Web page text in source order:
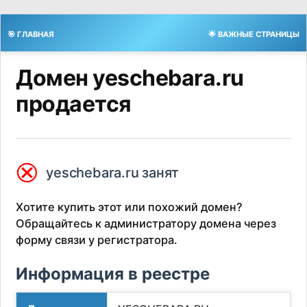
🎯 ГЛАВНАЯ 🌟 ВАЖНЫЕ СТРАНИЦЫ
Домен yeschebara.ru
продается
⮿ yeschebara.ru занят
Хотите купить этот или похожий домен?
Обращайтесь к администратору домена через
форму связи у регистратора.
Информация в реестре